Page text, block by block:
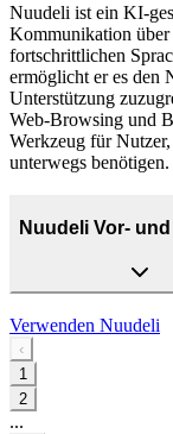
Nuudeli ist ein KI-
Kommunikation
fortschrittlichen
ermöglicht er es den
Unterstützung
Web-Browsing und
Werkzeug für
unterwegs benötigen.
Nuudeli Vor-
Verwenden Nuudeli
‹
1
2
...